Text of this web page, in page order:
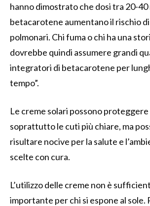
hanno dimostrato che dosi tra 20-40
betacarotene aumentano il rischio
polmonari. Chi fuma o chi ha una
dovrebbe quindi assumere grandi
integratori di betacarotene per
tempo”.
Le creme solari possono proteggere
soprattutto le cuti più chiare, ma
risultare nocive per la salute e
scelte con cura.
L’utilizzo delle creme non è
importante per chi si espone al sole.